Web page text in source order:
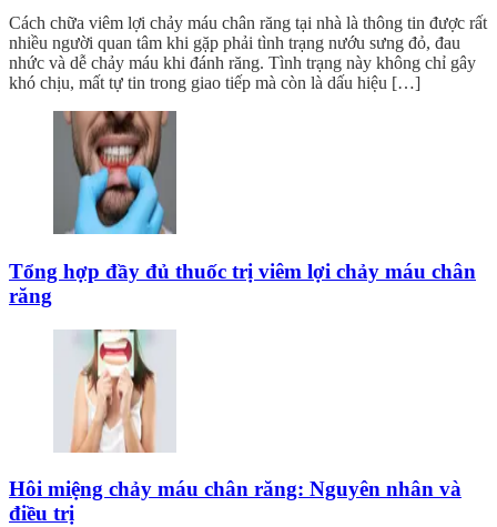
Cách chữa viêm lợi chảy máu chân răng tại nhà là thông tin được rất
nhiều người quan tâm khi gặp phải tình trạng nướu sưng đỏ, đau
nhức và dễ chảy máu khi đánh răng. Tình trạng này không chỉ gây
khó chịu, mất tự tin trong giao tiếp mà còn là dấu hiệu […]
Tổng hợp đầy đủ thuốc trị viêm lợi chảy máu chân
răng
Hôi miệng chảy máu chân răng: Nguyên nhân và
điều trị